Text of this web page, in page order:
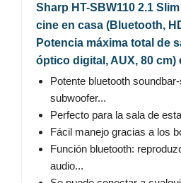
Sharp HT-SBW110 2.1
cine en casa (Bluetooth,
Potencia máxima total de
óptico digital, AUX, 80 cm)
Potente bluetooth
subwoofer...
Perfecto para la sala de
Fácil manejo gracias a los
Función bluetooth:
audio...